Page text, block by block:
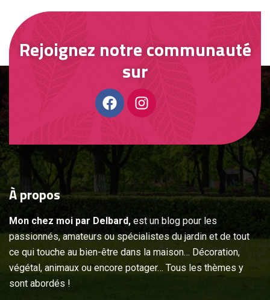
Rejoignez notre communauté
sur
Àpropos
Mon chez moi par Delbard, est un blog pour les
passionnés, amateurs ou spécialistes du jardin et de tout
ce qui touche au bien-être dans la maison… Décoration,
végétal, animaux ou encore potager… Tous les thèmes y
sont abordés !